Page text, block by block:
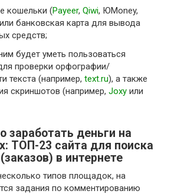
кошельки (Payeer, Qiwi, ЮMoney,
банковская карта для вывода
средств;
будет уметь пользоваться
проверки орфографии/
текста (например, text.ru), а также
скриншотов (например, Joxy или
заработать деньги на
ТОП-23 сайта для поиска
в интернете
типов площадок, на
задания по комментированию